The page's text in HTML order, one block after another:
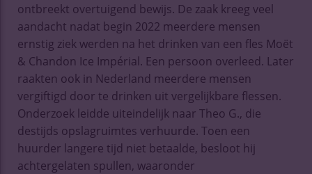
ontbreekt overtuigend bewijs. De zaak kreeg veel
aandacht nadat begin 2022 meerdere mensen
ernstig ziek werden na het drinken van een fles Moët
& Chandon Ice Impérial. Een persoon overleed. Later
raakten ook in Nederland meerdere mensen
vergiftigd door te drinken uit vergelijkbare flessen.
Onderzoek leidde uiteindelijk naar Theo G., die
destijds opslagruimtes verhuurde. Toen een
huurder langere tijd niet betaalde, besloot hij
achtergelaten spullen, waaronder